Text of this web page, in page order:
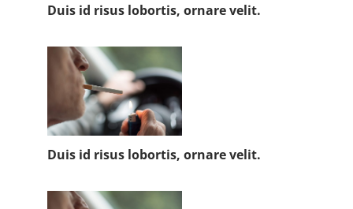
Duis id risus lobortis, ornare velit.
Duis id risus lobortis, ornare velit.